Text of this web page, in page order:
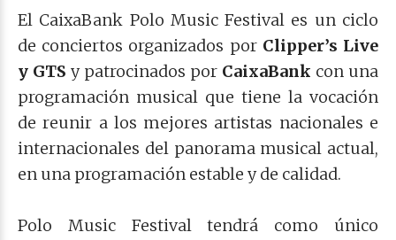
El CaixaBank Polo Music Festival es un ciclo
de conciertos organizados por Clipper’s Live
y GTS y patrocinados por CaixaBank con una
programación musical que tiene la vocación
de reunir a los mejores artistas nacionales e
internacionales del panorama musical actual,
en una programación estable y de calidad.
Polo Music Festival tendrá como único